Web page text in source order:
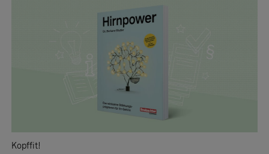
Kopffit!